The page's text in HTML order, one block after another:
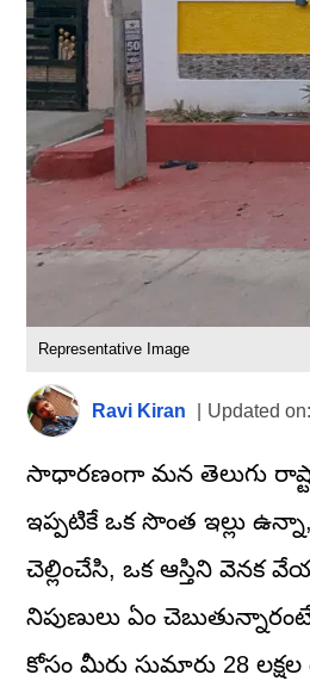
Representative Image
Ravi Kiran Updated on:
సాధారణంగా మన తెలుగు
ఇప్పటికే ఒక సొంత ఇల్లు
చెల్లించేసి, ఒక ఆస్తిని
నిపుణులు ఏం
కోసం మీరు సుమారు 28